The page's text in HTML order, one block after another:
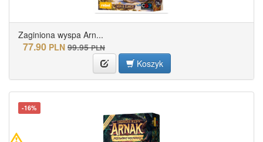
Zaginiona wyspa Arn...
77.90 PLN 99.95 PLN
Koszyk
-16%